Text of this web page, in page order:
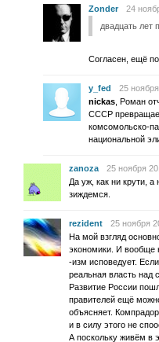
Zonder
24
двадцать лет
Согласен, ещё
y_fed
25
nickas , Роман
СССР
комсомольско-
национальной
zanoza
25 ноября
Да уж, как ни крути,
зиждемся.
rezident
25 ноября
На мой взгляд
экономики. И вообще
-изм исповедует.
реальная власть над
Развитие России
правителей ещё
объясняет.
и в силу этого не
А поскольку живём в